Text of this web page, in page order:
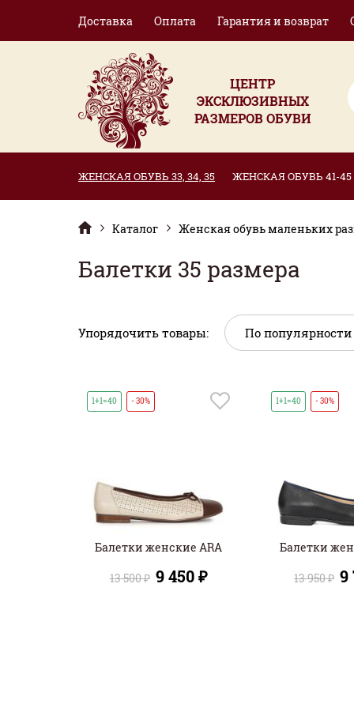
Доставка Оплата Гарантия и возврат
ЦЕНТР
ЭКСКЛЮЗИВНЫХ
РАЗМЕРОВ ОБУВИ
ЖЕНСКАЯ ОБУВЬ 33, 34, 35 ЖЕНСКАЯ ОБУВЬ 41-45
Каталог Женская обувь маленьких
Балетки 35 размера
Упорядочить товары:
1+1=40 - 30%
Балетки женские ARA
13 500 ₽ 9 450 ₽
1+1=40 - 30%
Балетки
13 950 ₽ 9